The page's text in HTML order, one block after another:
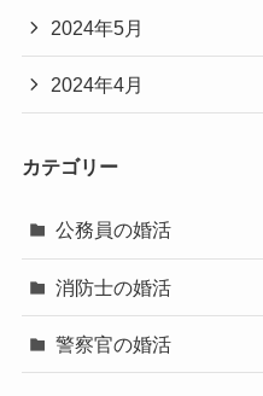
2024年5月
2024年4月
カテゴリー
公務員の婚活
消防士の婚活
警察官の婚活